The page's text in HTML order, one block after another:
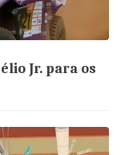
Jr. para os